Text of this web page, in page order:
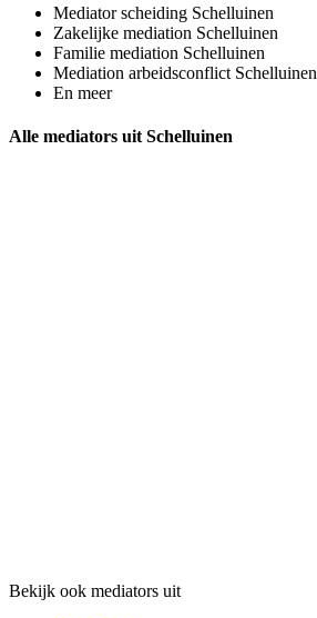
Mediator scheiding Schelluinen
Zakelijke mediation Schelluinen
Familie mediation Schelluinen
Mediation arbeidsconflict Schelluinen
En meer
Alle mediators uit Schelluinen
Bekijk ook mediators uit